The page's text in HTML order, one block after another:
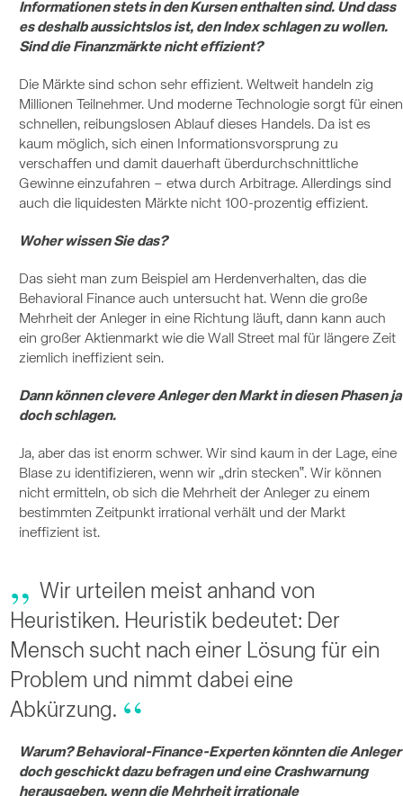
Informationen stets in den Kursen enthalten sind. Und dass
es deshalb aussichtslos ist, den Index schlagen zu wollen.
Sind die Finanzmärkte nicht effizient?
Die Märkte sind schon sehr effizient. Weltweit handeln zig
Millionen Teilnehmer. Und moderne Technologie sorgt für einen
schnellen, reibungslosen Ablauf dieses Handels. Da ist es
kaum möglich, sich einen Informationsvorsprung zu
verschaffen und damit dauerhaft überdurchschnittliche
Gewinne einzufahren – etwa durch Arbitrage. Allerdings sind
auch die liquidesten Märkte nicht 100-prozentig effizient.
Woher wissen Sie das?
Das sieht man zum Beispiel am Herdenverhalten, das die
Behavioral Finance auch untersucht hat. Wenn die große
Mehrheit der Anleger in eine Richtung läuft, dann kann auch
ein großer Aktienmarkt wie die Wall Street mal für längere Zeit
ziemlich ineffizient sein.
Dann können clevere Anleger den Markt in diesen Phasen ja
doch schlagen.
Ja, aber das ist enorm schwer. Wir sind kaum in der Lage, eine
Blase zu identifizieren, wenn wir „drin stecken‟. Wir können
nicht ermitteln, ob sich die Mehrheit der Anleger zu einem
bestimmten Zeitpunkt irrational verhält und der Markt
ineffizient ist.
Wir urteilen meist anhand von
Heuristiken. Heuristik bedeutet: Der
Mensch sucht nach einer Lösung für ein
Problem und nimmt dabei eine
Abkürzung.
Warum? Behavioral-Finance-Experten könnten die Anleger
doch geschickt dazu befragen und eine Crashwarnung
herausgeben, wenn die Mehrheit irrationale